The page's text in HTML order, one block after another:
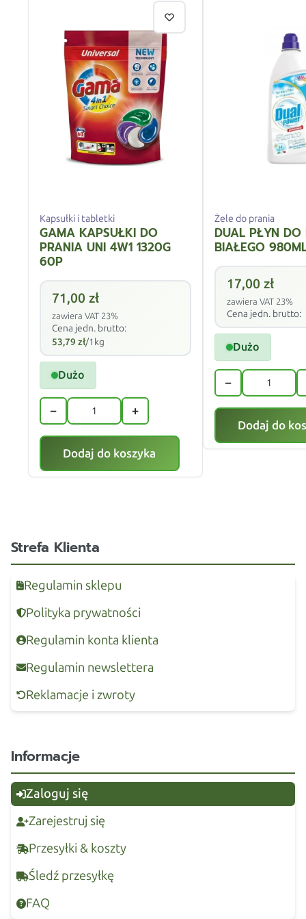
Kapsułki i tabletki
GAMA KAPSUŁKI DO
PRANIA UNI 4W1 1320G
60P
71,00 zł
zawiera VAT 23%
Cena jedn. brutto:
53,79 zł/1kg
Dużo
− +
Dodaj do koszyka
Żele do prania
DUAL PŁYN DO
BIAŁEGO
17,00 zł
zawiera VAT 23%
Cena jedn. brutto:
Dużo
−
Dodaj do
Strefa Klienta
Regulamin sklepu
Polityka prywatności
Regulamin konta klienta
Regulamin newslettera
Reklamacje i zwroty
Informacje
Zaloguj się
Zarejestruj się
Przesyłki & koszty
Śledź przesyłkę
FAQ